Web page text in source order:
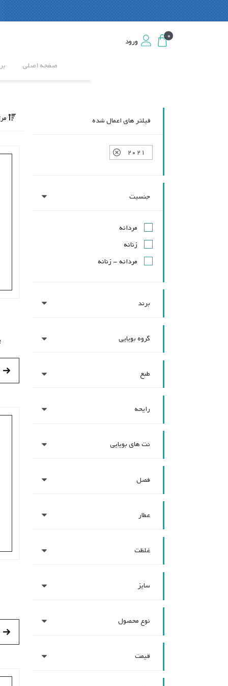
0
ورود
صفحه اصلی
فیلتر های اعمال شده
2021
جنسیت
مردانه
زنانه
مردانه - زنانه
برند
گروه بویایی
طبع
رایحه
نت های بویایی
فصل
عطار
غلظت
سایز
نوع محصول
قیمت